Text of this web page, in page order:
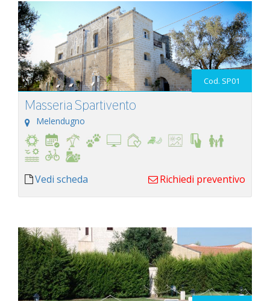
Cod. SP01
Masseria Spartivento
Melendugno
Vedi scheda Richiedi preventivo